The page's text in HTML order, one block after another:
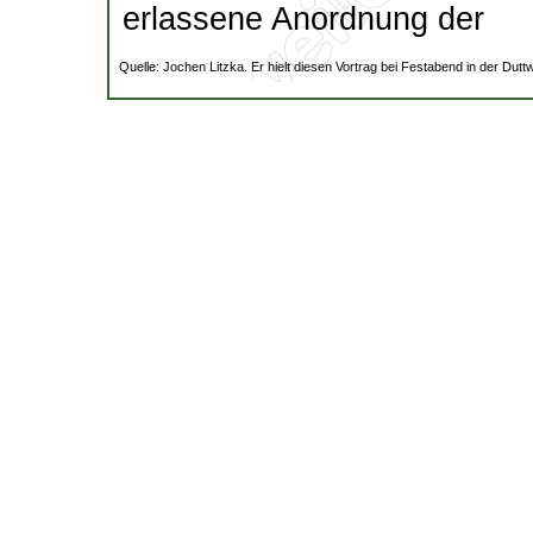
erlassene Anordnung der
Quelle: Jochen Litzka. Er hielt diesen Vortrag bei Festabend in der